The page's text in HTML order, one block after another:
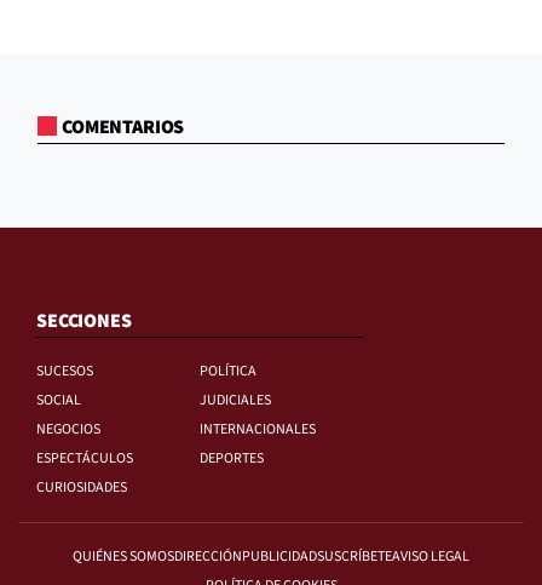
COMENTARIOS
SECCIONES
SUCESOS
POLÍTICA
SOCIAL
JUDICIALES
NEGOCIOS
INTERNACIONALES
ESPECTÁCULOS
DEPORTES
CURIOSIDADES
QUIÉNES SOMOSDIRECCIÓNPUBLICIDADSUSCRÍBETEAVISO LEGAL